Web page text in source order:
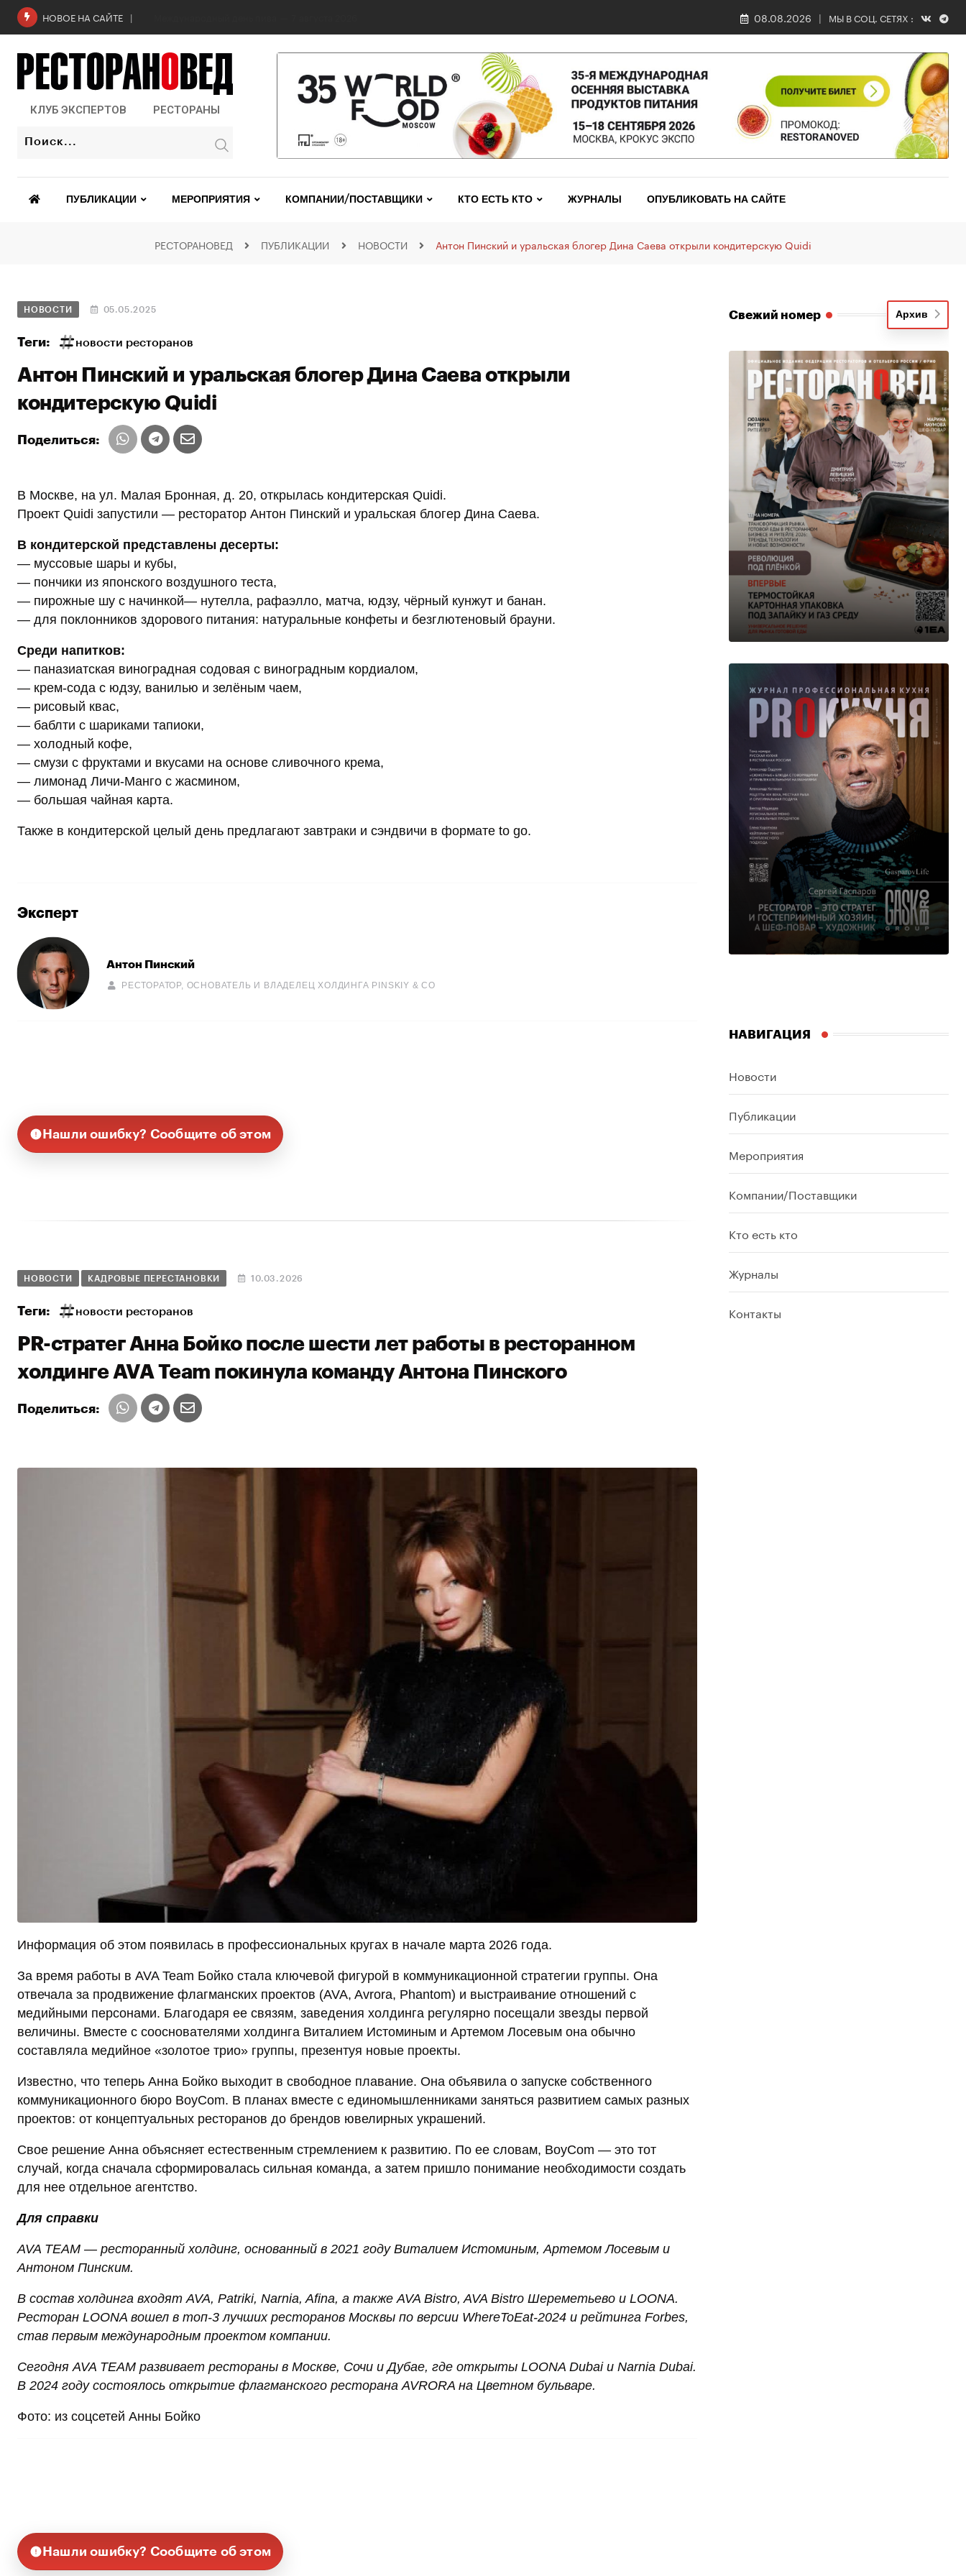
НОВОЕ НА САЙТЕ 08.08.2026 МЫ В СОЦ. СЕТЯХ :
КЛУБ ЭКСПЕРТОВ РЕСТОРАНЫ
ПУБЛИКАЦИИ МЕРОПРИЯТИЯ КОМПАНИИ/ПОСТАВЩИКИ КТО ЕСТЬ КТО ЖУРНАЛЫ ОПУБЛИКОВАТЬ НА САЙТЕ
РЕСТОРАНОВЕД ПУБЛИКАЦИИ НОВОСТИ Антон Пинский и уральская блогер Дина Саева открыли кондитерскую Quidi
НОВОСТИ 05.05.2025
Теги: новости ресторанов
Антон Пинский и уральская блогер Дина Саева открыли
кондитерскую Quidi
Поделиться:
В Москве, на ул. Малая Бронная, д. 20, открылась кондитерская Quidi.
Проект Quidi запустили — ресторатор Антон Пинский и уральская блогер Дина Саева.
В кондитерской представлены десерты:
— муссовые шары и кубы,
— пончики из японского воздушного теста,
— пирожные шу с начинкой— нутелла, рафаэлло, матча, юдзу, чёрный кунжут и банан.
— для поклонников здорового питания: натуральные конфеты и безглютеновый брауни.
Среди напитков:
— паназиатская виноградная содовая с виноградным кордиалом,
— крем-сода с юдзу, ванилью и зелёным чаем,
— рисовый квас,
— баблти с шариками тапиоки,
— холодный кофе,
— смузи с фруктами и вкусами на основе сливочного крема,
— лимонад Личи-Манго с жасмином,
— большая чайная карта.
Также в кондитерской целый день предлагают завтраки и сэндвичи в формате to go.
Эксперт
Антон Пинский
РЕСТОРАТОР, ОСНОВАТЕЛЬ И ВЛАДЕЛЕЦ ХОЛДИНГА PINSKIY & CO
Нашли ошибку? Сообщите об этом
НОВОСТИ КАДРОВЫЕ ПЕРЕСТАНОВКИ 10.03.2026
Теги: новости ресторанов
PR-стратег Анна Бойко после шести лет работы в ресторанном
холдинге AVA Team покинула команду Антона Пинского
Поделиться:
Информация об этом появилась в профессиональных кругах в начале марта 2026 года.
За время работы в AVA Team Бойко стала ключевой фигурой в коммуникационной стратегии группы. Она
отвечала за продвижение флагманских проектов (AVA, Avrora, Phantom) и выстраивание отношений с
медийными персонами. Благодаря ее связям, заведения холдинга регулярно посещали звезды первой
величины. Вместе с сооснователями холдинга Виталием Истоминым и Артемом Лосевым она обычно
составляла медийное «золотое трио» группы, презентуя новые проекты.
Известно, что теперь Анна Бойко выходит в свободное плавание. Она объявила о запуске собственного
коммуникационного бюро BoyCom. В планах вместе с единомышленниками заняться развитием самых разных
проектов: от концептуальных ресторанов до брендов ювелирных украшений.
Свое решение Анна объясняет естественным стремлением к развитию. По ее словам, BoyCom — это тот
случай, когда сначала сформировалась сильная команда, а затем пришло понимание необходимости создать
для нее отдельное агентство.
Для справки
AVA TEAM — ресторанный холдинг, основанный в 2021 году Виталием Истоминым, Артемом Лосевым и
Антоном Пинским.
В состав холдинга входят AVA, Patriki, Narnia, Afina, а также AVA Bistro, AVA Bistro Шереметьево и LOONA.
Ресторан LOONA вошел в топ-3 лучших ресторанов Москвы по версии WhereToEat-2024 и рейтинга Forbes,
став первым международным проектом компании.
Сегодня AVA TEAM развивает рестораны в Москве, Сочи и Дубае, где открыты LOONA Dubai и Narnia Dubai.
В 2024 году состоялось открытие флагманского ресторана AVRORA на Цветном бульваре.
Фото: из соцсетей Анны Бойко
Нашли ошибку? Сообщите об этом
Свежий номер Архив
НАВИГАЦИЯ
Новости
Публикации
Мероприятия
Компании/Поставщики
Кто есть кто
Журналы
Контакты